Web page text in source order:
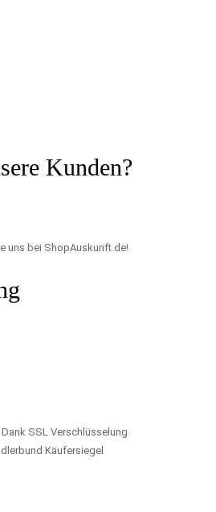
Kunden?
uns bei ShopAuskunft.de!